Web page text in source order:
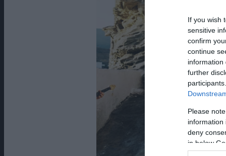
If you wish
sensitive
confirm
continue
information
further
Please
information
deny
in below